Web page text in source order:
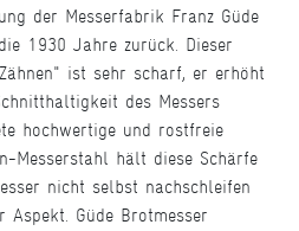
der Messerfabrik Franz Güde
1930 Jahre zurück. Dieser
ist sehr scharf, er erhöht
des Messers
hochwertige und rostfreie
Messerstahl hält diese Schärfe
nicht selbst nachschleifen
Güde Brotmesser